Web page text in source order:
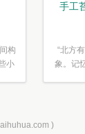
构
小
手工
“北方
象。记
)